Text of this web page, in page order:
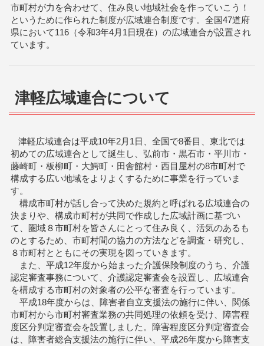
市町村が力を合わせて、住み良い地域社会を作っていこう！
というために作られた制度が広域連合制度です。 全国47道府
県において116（令和3年4月1日現在）の広域連合が設置され
ています。
津軽広域連合について
津軽広域連合は平成10年2月1日、全国で8番目、東北では
初めての広域連合として誕生し、弘前市・黒石市・平川市・
藤崎町・板柳町・大鰐町・田舎館村・西目屋村の8市町村で
構成する広い地域をよりよくするために事業を行っていま
す。
構成市町村が話し合って決めた規約と呼ばれる広域連合の
決まりや、構成市町村が共同で作成した広域計画に基づい
て、圏域８市町村を皆さんにとって住み良く、活気のあるも
のとするため、市町村間の協力の方法などを調査・研究し、
８市町村とともにその実現を図っていきます。
また、平成12年度から始まった介護保険制度のうち、介護
認定審査事務について、介護認定審査会を設置し、広域連合
を構成する市町村の対象者の公平な審査を行っています。
平成18年度からは、障害者自立支援法の施行に伴い、関係
市町村から市町村審査業務の共同処理の依頼を受け、障害程
度区分判定審査会を設置しました。障害程度区分判定審査会
は、障害者総合支援法の施行に伴い、平成26年度から障害支